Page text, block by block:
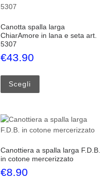
Canotta spalla larga
ChiarAmore in lana e seta art.
5307
€43.90
Scegli
Canottiera a spalla larga F.D.B.
in cotone mercerizzato
€8.90